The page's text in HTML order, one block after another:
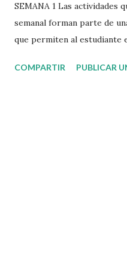
SEMANA 1 Las actividades
semanal forman parte de
que permiten al estudiante
niños podrán relacionar
COMPARTIR PUBLICAR